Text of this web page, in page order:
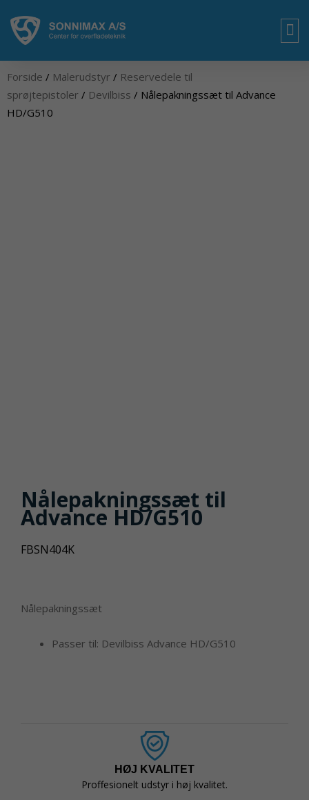
indholdet
Forside / Malerudstyr / Reservedele til
sprøjtepistoler / Devilbiss / Nålepakningssæt til Advance
HD/G510
Nålepakningssæt til
Advance HD/G510
FBSN404K
Nålepakningssæt
Passer til: Devilbiss Advance HD/G510
HØJ KVALITET
Proffesionelt udstyr i høj kvalitet.